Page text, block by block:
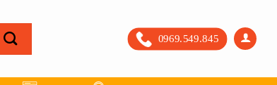
0969.549.845